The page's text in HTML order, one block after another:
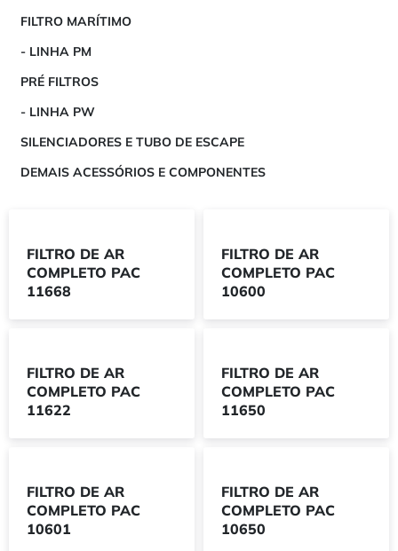
FILTRO MARÍTIMO
- LINHA PM
PRÉ FILTROS
- LINHA PW
SILENCIADORES E TUBO DE ESCAPE
DEMAIS ACESSÓRIOS E COMPONENTES
FILTRO DE AR
COMPLETO PAC
11668
FILTRO DE AR
COMPLETO PAC
10600
FILTRO DE AR
COMPLETO PAC
11622
FILTRO DE AR
COMPLETO PAC
11650
FILTRO DE AR
COMPLETO PAC
10601
FILTRO DE AR
COMPLETO PAC
10650